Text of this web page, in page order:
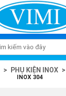
> PHỤ KIỆN INOX >
INOX 304